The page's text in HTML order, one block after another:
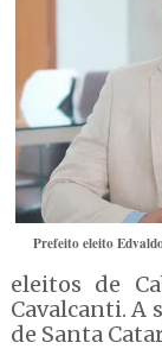
Prefeito eleito
eleitos de
Cavalcanti. A
de Santa